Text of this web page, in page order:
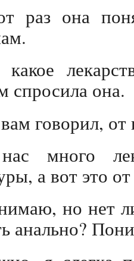
раз она
спросила она.
говорил,
много
а вот это
но нет
анально?